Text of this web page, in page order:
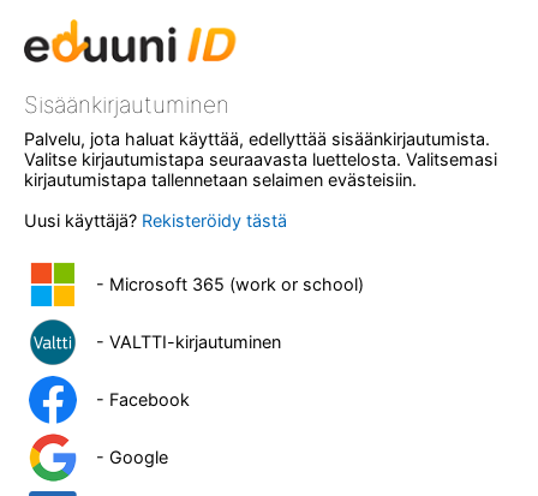
Sisäänkirjautuminen
Palvelu, jota haluat käyttää, edellyttää sisäänkirjautumista.
Valitse kirjautumistapa seuraavasta luettelosta. Valitsemasi
kirjautumistapa tallennetaan selaimen evästeisiin.
Uusi käyttäjä? Rekisteröidy tästä
- Microsoft 365 (work or school)
- VALTTI-kirjautuminen
- Facebook
- Google